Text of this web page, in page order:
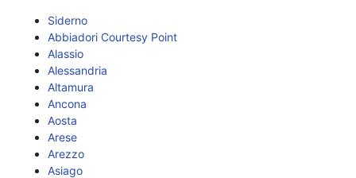
Siderno
Abbiadori Courtesy Point
Alassio
Alessandria
Altamura
Ancona
Aosta
Arese
Arezzo
Asiago